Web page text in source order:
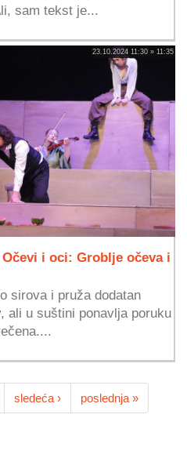
sam tekst je...
23.10.2024 11:30 » 11:35
i oci: Groblje očeva i
sirova i pruža dodatan
ali u suštini ponavlja poruku
sledeća › poslednja »